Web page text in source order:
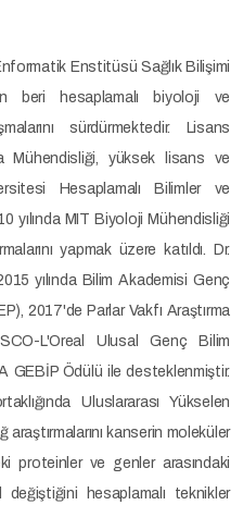
Enstitüsü Sağlık Bilişimi
beri hesaplamalı biyoloji ve
sürdürmektedir. Lisans
Mühendisliği, yüksek lisans ve
Hesaplamalı Bilimler ve
yılında MIT Biyoloji Mühendisliği
yapmak üzere katıldı. Dr.
yılında Bilim Akademisi Genç
2017'de Parlar Vakfı Araştırma
L'Oreal Ulusal Genç Bilim
GEBİP Ödülü ile desteklenmiştir.
Uluslararası Yükselen
kanserin moleküler
proteinler ve genler arasındaki
değiştiğini hesaplamalı teknikler